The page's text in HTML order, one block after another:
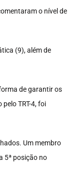
o nível de
(9), além de
de garantir os
TRT-4, foi
Um membro
5ª posição no